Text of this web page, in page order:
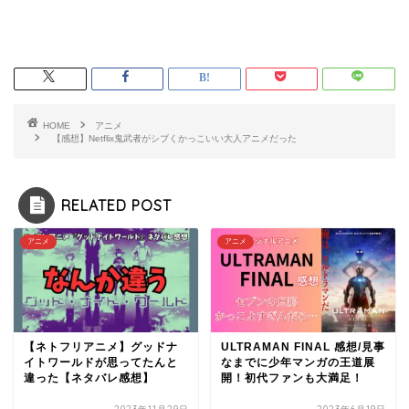
HOME
アニメ
【感想】Netflix鬼武者がシブくかっこいい大人アニメだった
RELATED POST
アニメ
【ネトフリアニメ】グッドナ
イトワールドが思ってたんと
違った【ネタバレ感想】
アニメ
ULTRAMAN FINAL 感想/見事
なまでに少年マンガの王道展
開！初代ファンも大満足！